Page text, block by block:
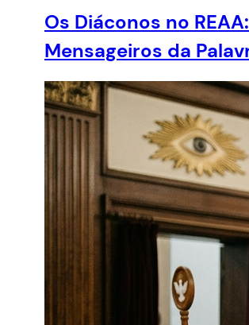
Os Diáconos no
Mensageiros da